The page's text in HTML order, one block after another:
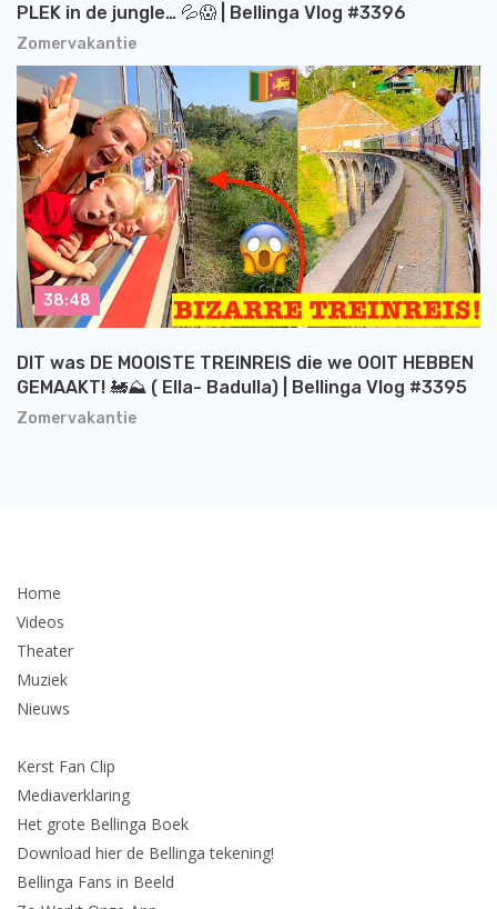
Zomervakantie
PLEK in de jungle… 💦😱 | Bellinga Vlog #3396
Zomervakantie
DIT was DE MOOISTE TREINREIS die we OOIT HEBBEN
GEMAAKT! 🚂⛰️ ( Ella- Badulla) | Bellinga Vlog #3395
38:48
Home
Videos
Theater
Muziek
Nieuws
Kerst Fan Clip
Mediaverklaring
Het grote Bellinga Boek
Download hier de Bellinga tekening!
Bellinga Fans in Beeld